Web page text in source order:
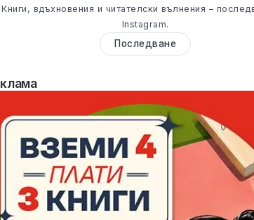
Книги, вдъхновения и читателски вълнения –
Instagram.
Последване